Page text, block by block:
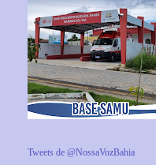
Tweets de @NossaVozBahia